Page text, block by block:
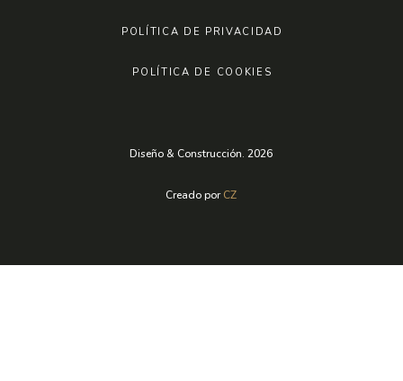
POLÍTICA DE PRIVACIDAD
POLÍTICA DE COOKIES
Diseño & Construcción. 2026
Creado porCZ